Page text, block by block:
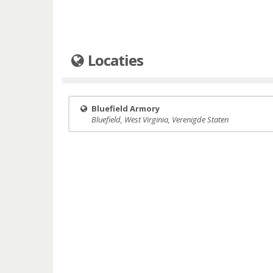
Locaties
Bluefield Armory
Bluefield, West Virginia, Verenigde Staten